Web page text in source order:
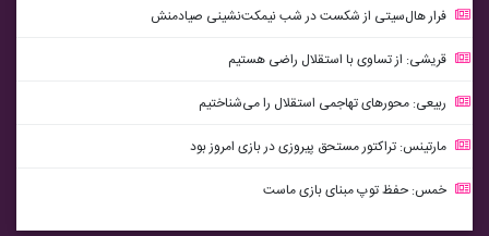
فرار هال‌سیتی از شکست در شب نیمکت‌نشینی صیادمنش
قریشی: از تساوی با استقلال راضی هستیم
ربیعی: محورهای تهاجمی استقلال را می‌شناختیم
مارتینس: تراکتور مستحق پیروزی در بازی امروز بود
خمس: حفظ توپ مبنای بازی ماست